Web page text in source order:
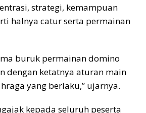
strategi, kemampuan
halnya catur serta permainan
buruk permainan domino
dengan ketatnya aturan main
yang berlaku,” ujarnya.
kepada seluruh peserta